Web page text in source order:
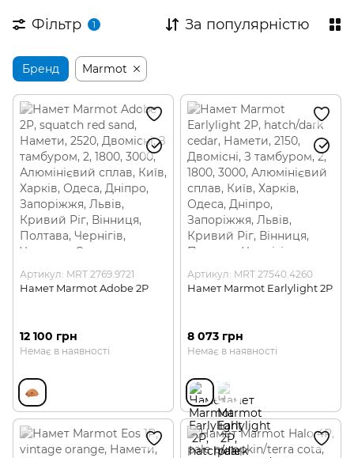
Фільтр 1 За популярністю
Бренд Marmot
Артикул: MRT 2769.9721
Намет Marmot Adobe 2P
12 100 грн
Немає в наявності
Артикул: MRT 27540.4260
Намет Marmot Earlylight 2P
8 073 грн
Немає в наявності